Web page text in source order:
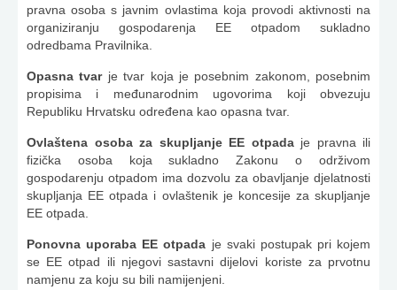
pravna osoba s javnim ovlastima koja provodi aktivnosti na
organiziranju gospodarenja EE otpadom sukladno
odredbama Pravilnika.
Opasna tvarje tvar koja je posebnim zakonom, posebnim
propisima i međunarodnim ugovorima koji obvezuju
Republiku Hrvatsku određena kao opasna tvar.
Ovlaštena osoba za skupljanje EE otpadaje pravna ili
fizička osoba koja sukladno Zakonu o održivom
gospodarenju otpadom ima dozvolu za obavljanje djelatnosti
skupljanja EE otpada i ovlaštenik je koncesije za skupljanje
EE otpada.
Ponovna uporaba EE otpada je svaki postupak pri kojem
se EE otpad ili njegovi sastavni dijelovi koriste za prvotnu
namjenu za koju su bili namijenjeni.